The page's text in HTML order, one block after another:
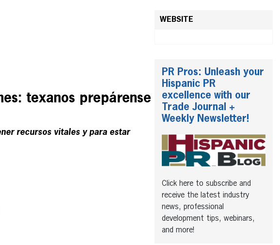
texanos prepárense
recursos vitales y para estar
WEBSITE
PR Pros: Unleash your
Hispanic PR
excellence with our
Trade Journal +
Weekly Newsletter!
Click here to subscribe and
receive the latest industry
news, professional
development tips, webinars,
and more!